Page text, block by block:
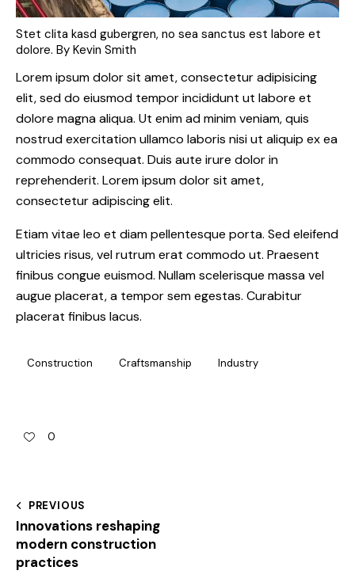
Stet clita kasd gubergren, no sea sanctus est labore et
dolore. By Kevin Smith
Lorem ipsum dolor sit amet, consectetur adipisicing
elit, sed do eiusmod tempor incididunt ut labore et
dolore magna aliqua. Ut enim ad minim veniam, quis
nostrud exercitation ullamco laboris nisi ut aliquip ex ea
commodo consequat. Duis aute irure dolor in
reprehenderit. Lorem ipsum dolor sit amet,
consectetur adipiscing elit.
Etiam vitae leo et diam pellentesque porta. Sed eleifend
ultricies risus, vel rutrum erat commodo ut. Praesent
finibus congue euismod. Nullam scelerisque massa vel
augue placerat, a tempor sem egestas. Curabitur
placerat finibus lacus.
Construction Craftsmanship Industry
0
PREVIOUS
Innovations reshaping
modern construction
practices